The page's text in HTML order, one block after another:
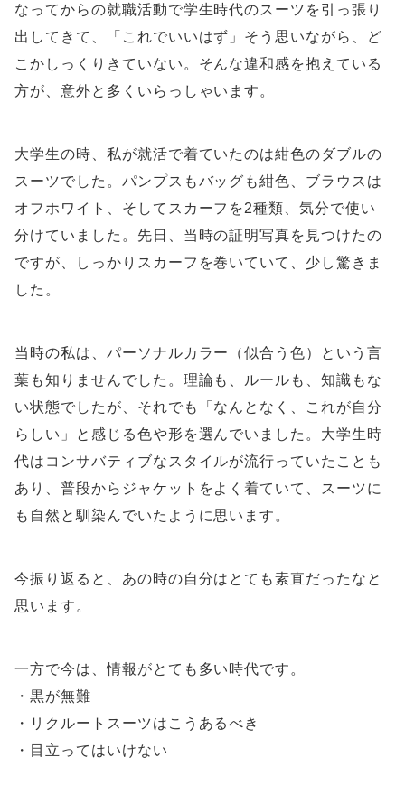
なってからの就職活動で学生時代のスーツを引っ張り
出してきて、「これでいいはず」そう思いながら、ど
こかしっくりきていない。そんな違和感を抱えている
方が、意外と多くいらっしゃいます。
大学生の時、私が就活で着ていたのは紺色のダブルの
スーツでした。パンプスもバッグも紺色、ブラウスは
オフホワイト、そしてスカーフを2種類、気分で使い
分けていました。先日、当時の証明写真を見つけたの
ですが、しっかりスカーフを巻いていて、少し驚きま
した。
当時の私は、パーソナルカラー（似合う色）という言
葉も知りませんでした。理論も、ルールも、知識もな
い状態でしたが、それでも「なんとなく、これが自分
らしい」と感じる色や形を選んでいました。大学生時
代はコンサバティブなスタイルが流行っていたことも
あり、普段からジャケットをよく着ていて、スーツに
も自然と馴染んでいたように思います。
今振り返ると、あの時の自分はとても素直だったなと
思います。
一方で今は、情報がとても多い時代です。
・黒が無難
・リクルートスーツはこうあるべき
・目立ってはいけない